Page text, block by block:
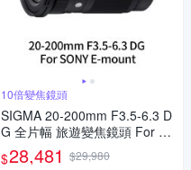
10倍變焦鏡頭
SIGMA 20-200mm F3.5-6.3 D
G 全片幅 旅遊變焦鏡頭 For S
ONY E-mount (公司貨)
$28,481 $29,980